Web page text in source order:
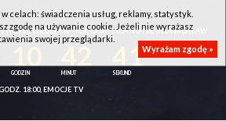
HOTEL WROCŁAW - KSK QEMETICA NOTEĆ INOWROCŁAW
41
18:00, EMOCJE TV
celach: świadczenia usług, reklamy, statystyk.
zgodę na używanie cookie. Jeżeli nie wyrażasz
swojej przeglądarki.
Wyrażam zgodę »